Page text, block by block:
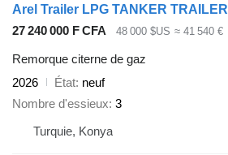
Arel Trailer LPG TANKER TRAILER
27 240 000 F CFA
48 000 $US ≈ 41 540 €
Remorque citerne de gaz
2026
État neuf
Nombre d'essieux 3
Turquie, Konya